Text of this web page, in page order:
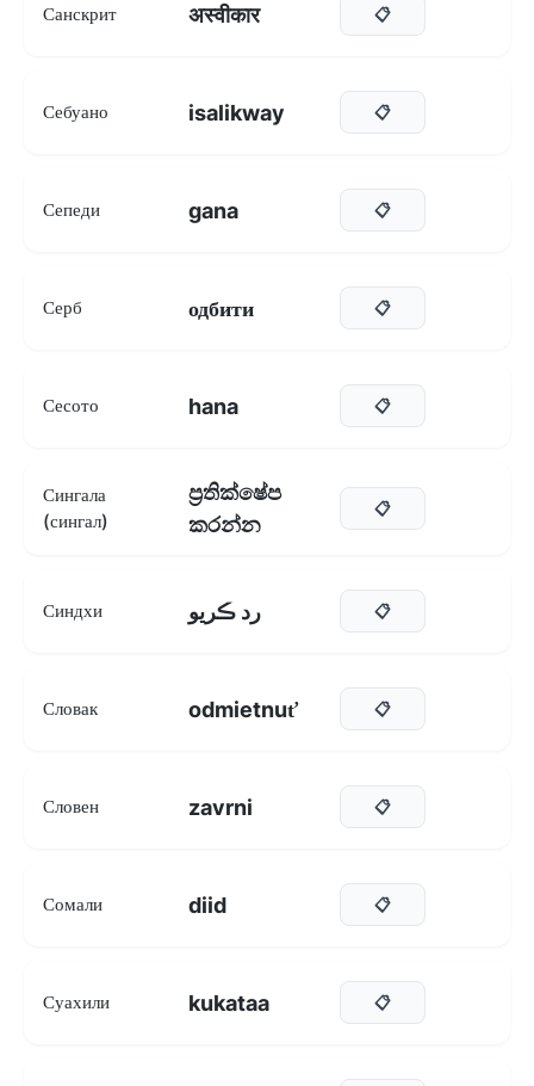
Санскрит अस्वीकार 📋
Себуано isalikway 📋
Сепеди gana 📋
Серб одбити 📋
Сесото hana 📋
Сингала
(сингал)
ප්‍රතික්ෂේප
කරන්න
📋
Синдхи رد ڪريو 📋
Словак odmietnuť 📋
Словен zavrni 📋
Сомали diid 📋
Суахили kukataa 📋